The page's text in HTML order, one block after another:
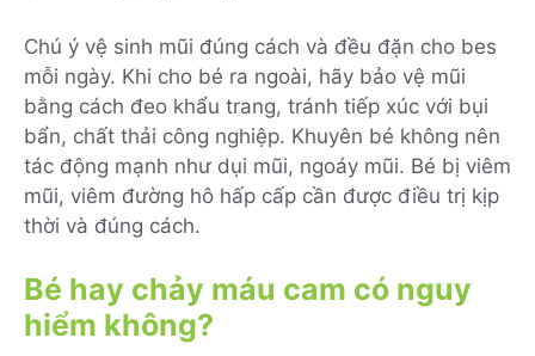
Chú ý vệ sinh mũi đúng cách và đều đặn cho bes
mỗi ngày. Khi cho bé ra ngoài, hãy bảo vệ mũi
bằng cách đeo khẩu trang, tránh tiếp xúc với bụi
bẩn, chất thải công nghiệp. Khuyên bé không nên
tác động mạnh như dụi mũi, ngoáy mũi. Bé bị viêm
mũi, viêm đường hô hấp cấp cần được điều trị kịp
thời và đúng cách.
Bé hay chảy máu cam có nguy
hiểm không?